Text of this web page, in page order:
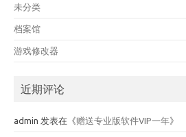
未分类
档案馆
游戏修改器
近期评论
admin 发表在《赠送专业版软件VIP一年》